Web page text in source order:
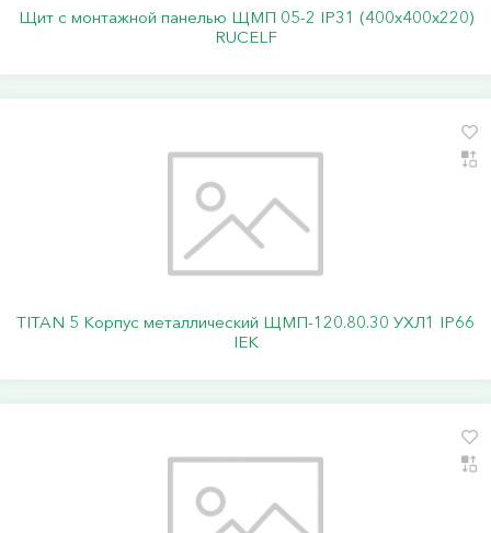
Щит с монтажной панелью ЩМП 05-2 IP31 (400х400х220)
RUCELF
TITAN 5 Корпус металлический ЩМП-120.80.30 УХЛ1 IP66
IEK